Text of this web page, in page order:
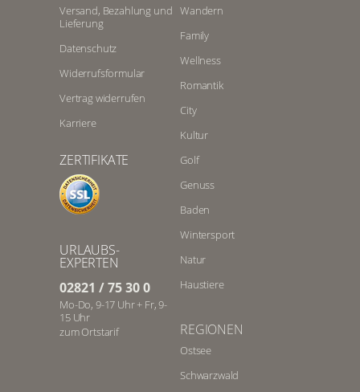
Versand, Bezahlung und
Lieferung
Datenschutz
Widerrufsformular
Vertrag widerrufen
Karriere
ZERTIFIKATE
URLAUBS-
EXPERTEN
02821 / 75 30 0
Mo-Do, 9-17 Uhr + Fr, 9-
15 Uhr
zum Ortstarif
Wandern
Family
Wellness
Romantik
City
Kultur
Golf
Genuss
Baden
Wintersport
Natur
Haustiere
REGIONEN
Ostsee
Schwarzwald